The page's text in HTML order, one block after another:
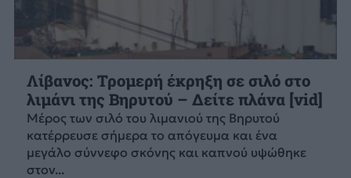
Λίβανος: Τρομερή έκρηξη σε σιλό στο
λιμάνι της Βηρυτού – Δείτε πλάνα [vid]
Μέρος των σιλό του λιμανιού της Βηρυτού
κατέρρευσε σήμερα το απόγευμα και ένα
μεγάλο σύννεφο σκόνης και καπνού υψώθηκε
στον...